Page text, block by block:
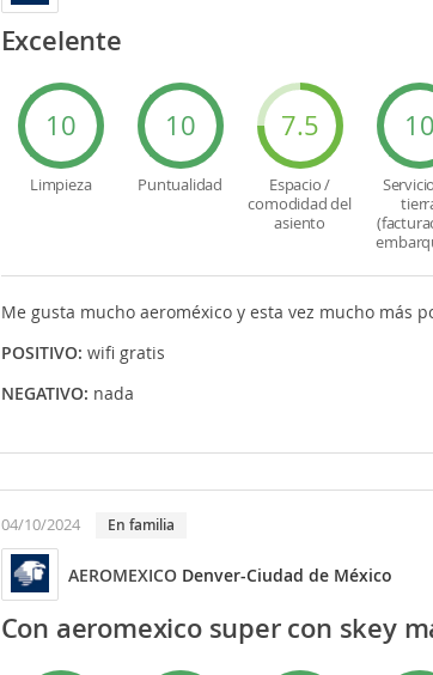
Excelente
10
Limpieza
10
Puntualidad
7.5
Espacio /
comodidad del
asiento
10
Me gusta mucho aeroméxico y esta vez mucho más
POSITIVO: wifi gratis
NEGATIVO: nada
04/10/2024 En familia
AEROMEXICO Denver-Ciudad de México
Con aeromexico super con skey